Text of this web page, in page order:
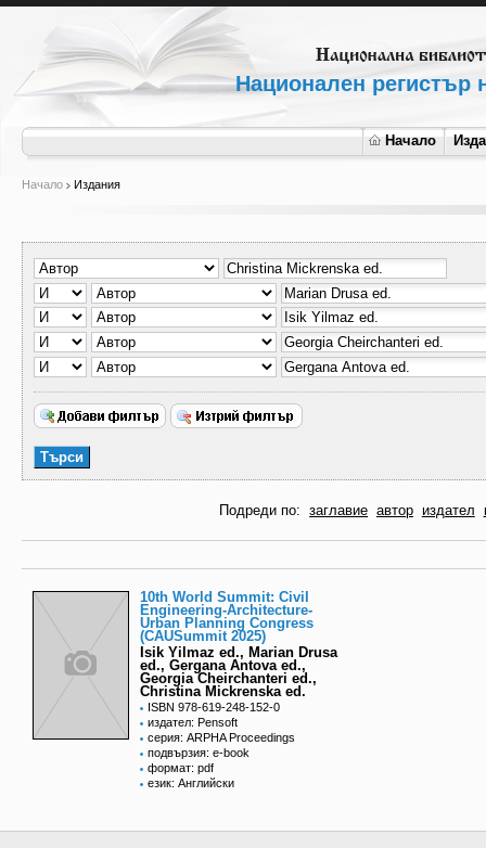
Национален регистър
Начало
Начало Издания
Подреди по: заглавие автор издател
10th World Summit: Civil
Engineering-Architecture-
Urban Planning Congress
(CAUSummit 2025)
Isik Yilmaz ed., Marian Drusa
ed., Gergana Antova ed.,
Georgia Cheirchanteri ed.,
Christina Mickrenska ed.
ISBN 978-619-248-152-0
издател: Pensoft
серия: ARPHA Proceedings
подвързия: e-book
формат: pdf
език: Английски